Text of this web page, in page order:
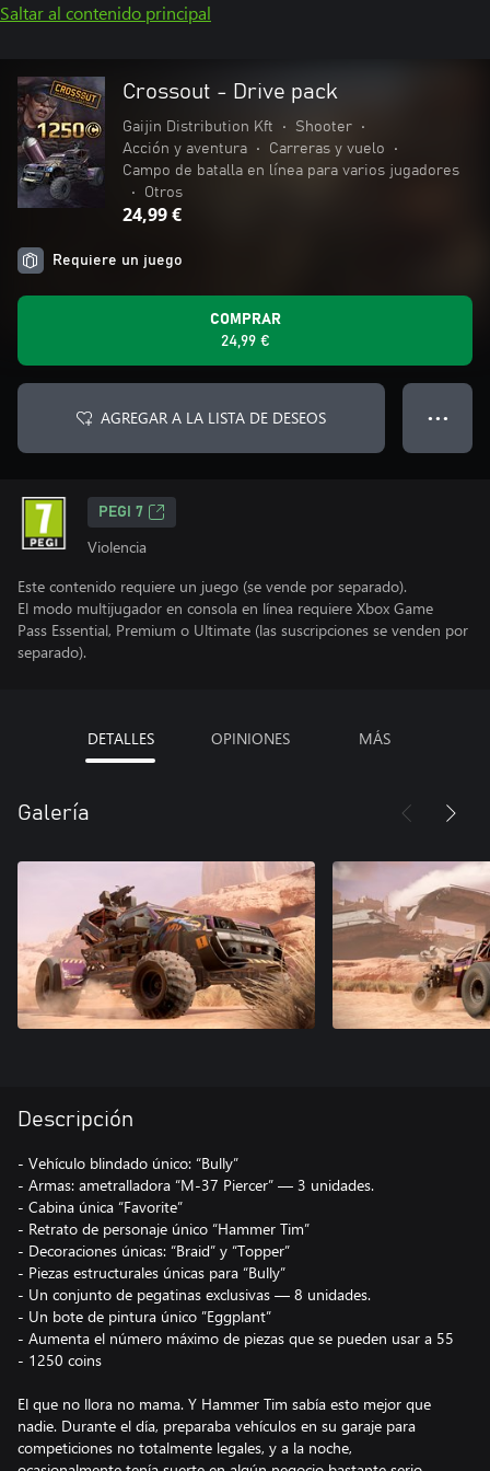
Saltar al contenido principal
Crossout - Drive pack
Gaijin Distribution Kft • Shooter
•
Acción y aventura
• Carreras y vuelo
•
Campo de batalla en línea para varios jugadores
•
Otros
24,99 €
Requiere un juego
COMPRAR
24,99 €
AGREGAR A LA LISTA DE DESEOS ● ● ●
PEGI 7
Violencia
Este contenido requiere un juego (se vende por separado).
El modo multijugador en consola en línea requiere Xbox Game
Pass Essential, Premium o Ultimate (las suscripciones se venden por
separado).
DETALLES OPINIONES MÁS
Galería
Descripción
- Vehículo blindado único: “Bully”
- Armas: ametralladora “M-37 Piercer” — 3 unidades.
- Cabina única “Favorite”
- Retrato de personaje único “Hammer Tim”
- Decoraciones únicas: “Braid” y “Topper”
- Piezas estructurales únicas para “Bully”
- Un conjunto de pegatinas exclusivas — 8 unidades.
- Un bote de pintura único ”Eggplant”
- Aumenta el número máximo de piezas que se pueden usar a 55
- 1250 coins
El que no llora no mama. Y Hammer Tim sabía esto mejor que
nadie. Durante el día, preparaba vehículos en su garaje para
competiciones no totalmente legales, y a la noche,